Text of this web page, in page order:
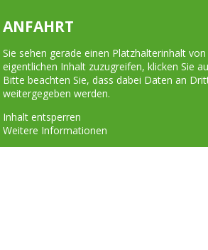
ANFAHRT
Sie sehen gerade einen Platzhalterinhalt von
eigentlichen Inhalt zuzugreifen, klicken Sie
Bitte beachten Sie, dass dabei Daten an
weitergegeben werden.
Inhalt entsperren
Weitere Informationen